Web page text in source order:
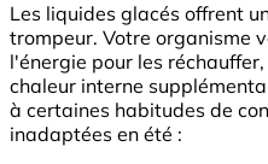
Les liquides glacés offrent
trompeur. Votre organisme
l'énergie pour les
chaleur interne
à certaines habitudes de
inadaptées en été :